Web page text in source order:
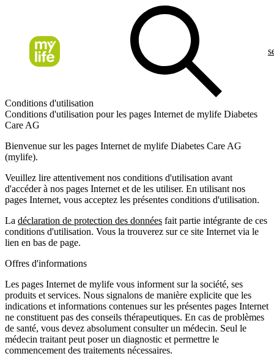
Conditions d'utilisation
Conditions d'utilisation pour les pages Internet de mylife Diabetes
Care AG
Bienvenue sur les pages Internet de mylife Diabetes Care AG
(mylife).
Veuillez lire attentivement nos conditions d'utilisation avant
d'accéder à nos pages Internet et de les utiliser. En utilisant nos
pages Internet, vous acceptez les présentes conditions d'utilisation.
La déclaration de protection des données fait partie intégrante de ces
conditions d'utilisation. Vous la trouverez sur ce site Internet via le
lien en bas de page.
Offres d'informations
Les pages Internet de mylife vous informent sur la société, ses
produits et services. Nous signalons de manière explicite que les
indications et informations contenues sur les présentes pages Internet
ne constituent pas des conseils thérapeutiques. En cas de problèmes
de santé, vous devez absolument consulter un médecin. Seul le
médecin traitant peut poser un diagnostic et permettre le
commencement des traitements nécessaires.